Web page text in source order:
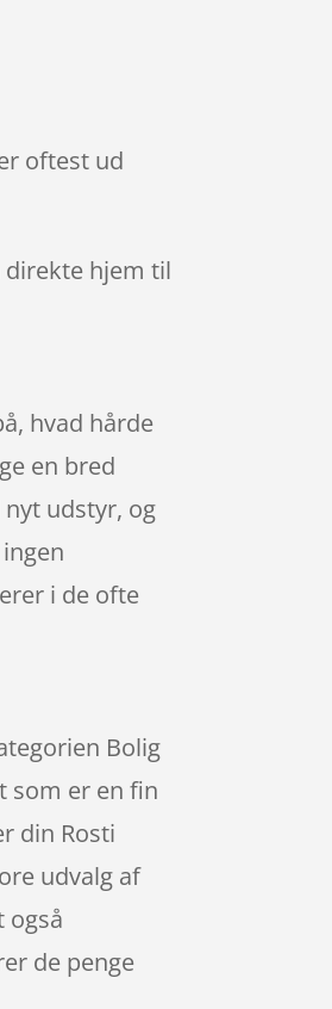
oftest ud
direkte hjem til
hvad hårde
en bred
udstyr, og
i de ofte
Bolig
som er en fin
din Rosti
udvalg af
også
de penge